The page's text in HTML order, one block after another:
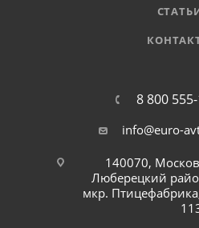
8 800
info@euro-
140070,
Люберецкий
мкр.